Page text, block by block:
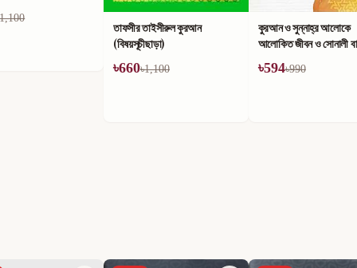
1,100
তাফসীর তাইসীরুল কুরআন
(বিষয়সূচীছাড়া)
৳660৳1,100
কুরআন ও সুন্নাহ্‌র আলোকে
আলোকিত জীবন ও সোনালী
৳594৳990